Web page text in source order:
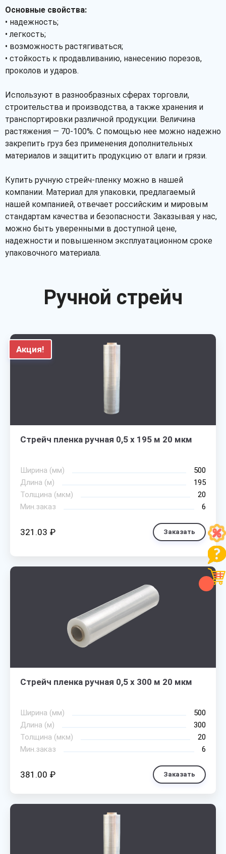
Основные свойства:
• надежность;
• легкость;
• возможность растягиваться;
• стойкость к продавливанию, нанесению порезов,
проколов и ударов.
Используют в разнообразных сферах торговли,
строительства и производства, а также хранения и
транспортировки различной продукции. Величина
растяжения — 70-100%. С помощью нее можно надежно
закрепить груз без применения дополнительных
материалов и защитить продукцию от влаги и грязи.
Купить ручную стрейч-пленку можно в нашей
компании. Материал для упаковки, предлагаемый
нашей компанией, отвечает российским и мировым
стандартам качества и безопасности. Заказывая у нас,
можно быть уверенными в доступной цене,
надежности и повышенном эксплуатационном сроке
упаковочного материала.
Ручной стрейч
Акция!
Стрейч пленка ручная 0,5 х 195 м 20 мкм
Ширина (мм)
500
Длина (м)
195
Толщина (мкм)
20
Мин.заказ
6
321.03 ₽ Заказать
Стрейч пленка ручная 0,5 х 300 м 20 мкм
Ширина (мм)
500
Длина (м)
300
Толщина (мкм)
20
Мин.заказ
6
381.00 ₽ Заказать